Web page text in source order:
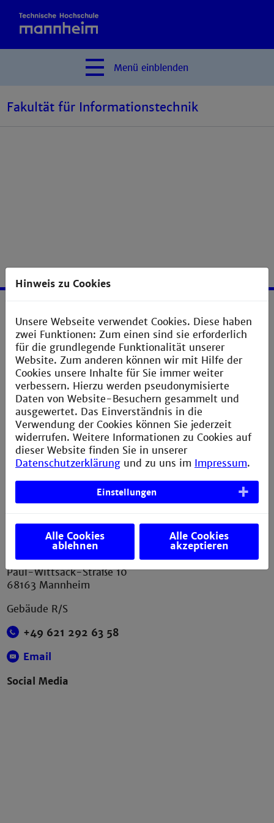
Menü einblenden
Fakultät für Informationstechnik
Service
Impressum
Erklärung zur Barrierefreiheit
Datenschutzerklärung
Bildnachweis
Sitemap
Anfahrt
Verbesserungsvorschlag melden
Kontakt
Fakultät für Informationstechnik
Technische Hochschule Mannheim
Paul-Wittsack-Straße 10
68163 Mannheim
Gebäude R/S
+49 621 292 63 58
Email
Social Media
Hinweis zu Cookies
Unsere Webseite verwendet Cookies. Diese haben
zwei Funktionen: Zum einen sind sie erforderlich
für die grundlegende Funktionalität unserer
Website. Zum anderen können wir mit Hilfe der
Cookies unsere Inhalte für Sie immer weiter
verbessern. Hierzu werden pseudonymisierte
Daten von Website-Besuchern gesammelt und
ausgewertet. Das Einverständnis in die
Verwendung der Cookies können Sie jederzeit
widerrufen. Weitere Informationen zu Cookies auf
dieser Website finden Sie in unserer
Datenschutzerklärung und zu uns im Impressum.
Einstellungen
Alle Cookies
ablehnen
Alle Cookies
akzeptieren